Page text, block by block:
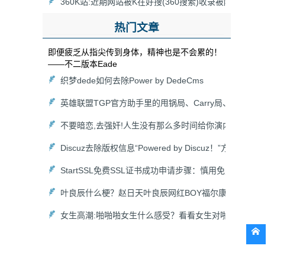
热门文章
即便疲乏从指尖传到身体，精神也是不会累的！
——不二版本Eade
织梦dede如何去除Power by DedeCms
英雄联盟TGP官方助手里的甩锅局、Carry局、尽力局、浪输局是
不要暗恋,去强奸!人生没有那么多时间给你演内心戏,爱她就去搞
Discuz去除版权信息“Powered by Discuz！”方法以及去掉论坛链
StartSSL免费SSL证书成功申请步骤：慎用免费HTTPS证书
叶良辰什么梗？赵日天叶良辰网红BOY福尔康来袭！
女生高潮:啪啪啪女生什么感受？看看女生对啪啪啪的各种吐槽！